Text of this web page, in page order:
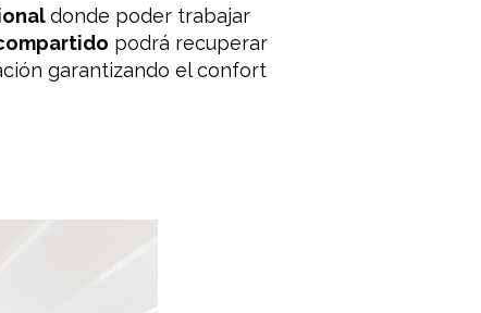
donde poder trabajar
podrá recuperar
garantizando el confort